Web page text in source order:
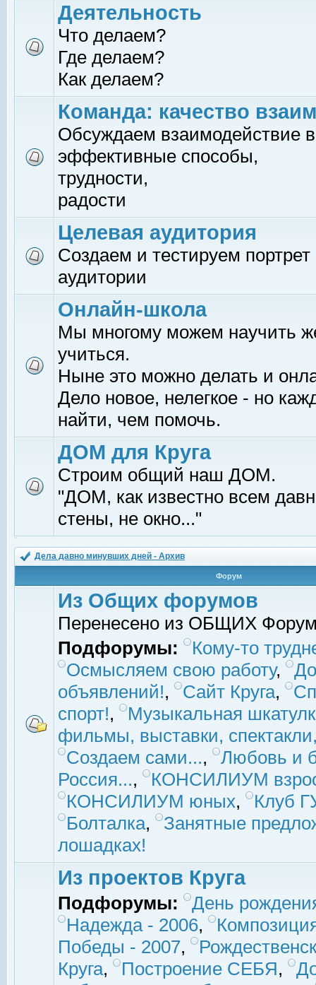
Деятельность
Что делаем?
Где делаем?
Как делаем?
Команда: качество
Обсуждаем взаимодействие
эффективные способы,
трудности,
радости
Целевая аудитория
Создаем и тестируем
аудитории
Онлайн-школа
Мы многому можем научить
учиться.
Ныне это можно делать и
Дело новое, нелегкое - но
найти, чем помочь.
ДОМ для Круга
Строим общий наш ДОМ.
"ДОМ, как известно всем
стены, не окно..."
Дела давно минувших дней - Архив
Форум
Из Общих форумов
Перенесено из ОБЩИХ
Подфорумы:
Кому-то
Осмысляем свою работу,
объявлений!, Сайт Круга,
спорт!,
Музыкальная
фильмы, выставки,
Создаем сами...,
Любовь и
Россия...,
КОНСИЛИУМ
КОНСИЛИУМ юных,
Клуб
Болталка,
Занятные
лошадках!
Из проектов Круга
Подфорумы:
День
Надежда - 2006,
Победы - 2007,
Круга, Построение СЕБЯ,